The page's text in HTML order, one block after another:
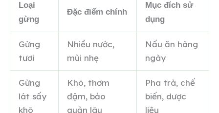
Loại
gừng
Đặc điểm chính
Mục đích sử
dụng
Gừng
tươi
Nhiều nước,
mùi nhẹ
Nấu ăn hàng
ngày
Gừng
lát sấy
khô
Khô, thơm
đậm, bảo
quản lâu
Pha trà, chế
biến, dược
liệu